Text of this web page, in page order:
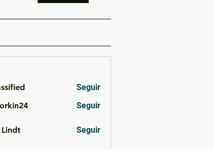
Seguir
Seguir
Seguir